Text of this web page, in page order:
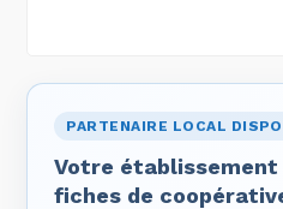
PARTENAIRE LOCAL
Votre établissement
fiches de